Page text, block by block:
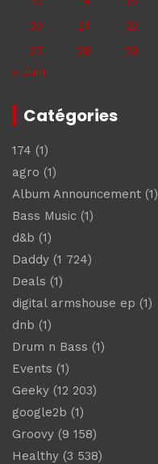
20
21 22
27
28 29
« Juin
Catégories
174 (1)
agro (1)
Album Announcement (1)
Bass Music (1)
d&b (1)
Daddy (1 724)
Deals (1)
digital armshouse ep (1)
dnb (1)
Drum n Bass (1)
Events (1)
Geeky (12 203)
google2b (1)
Groovy (9 158)
Healthy (3 538)